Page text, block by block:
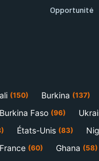
Opportunité
(150) Burkina (137)
Burkina Faso (96)
États-Unis (83)
France (60) Ghana (58)